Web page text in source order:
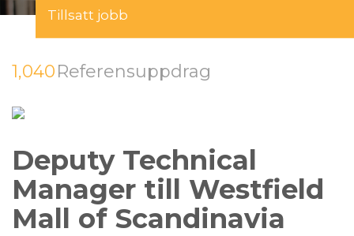
Tillsatt jobb
1,040Referensuppdrag
Deputy Technical
Manager till Westfield
Mall of Scandinavia